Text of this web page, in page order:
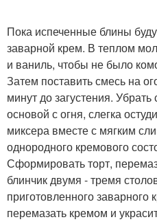
Пока испеченные блины
заварной крем. В теплом
и ваниль, чтобы не было
Затем поставить смесь на
минут до загустения. Убрать
основой с огня, слегка
миксера вместе с мягким
однородного кремового
Сформировать торт,
блинчик двумя - тремя
приготовленного заварного
перемазать кремом и